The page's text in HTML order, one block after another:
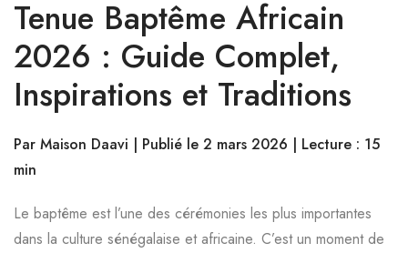
Tenue Baptême Africain
2026 : Guide Complet,
Inspirations et Traditions
Par Maison Daavi | Publié le 2 mars 2026 | Lecture : 15
min
Le baptême est l’une des cérémonies les plus importantes
dans la culture sénégalaise et africaine. C’est un moment de